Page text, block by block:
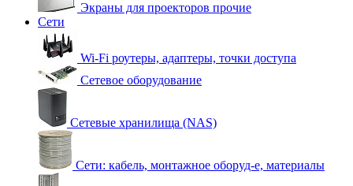
Экраны для проекторов прочие
Сети
Wi-Fi роутеры, адаптеры, точки доступа
Сетевое оборудование
Сетевые хранилища (NAS)
Сети: кабель, монтажное оборуд-е, материалы